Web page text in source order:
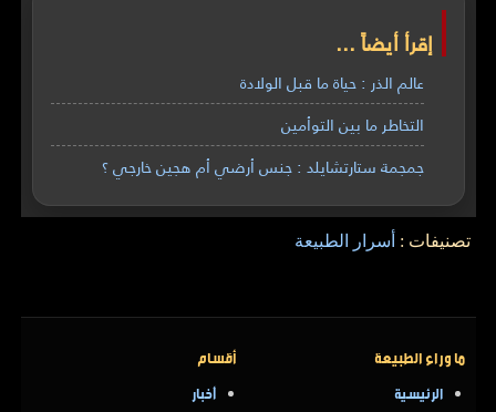
إقرأ أيضاً ...
عالم الذر : حياة ما قبل الولادة
التخاطر ما بين التوأمين
جمجمة ستارتشايلد : جنس أرضي أم هجين خارجي ؟
تصنيفات : أسرار الطبيعة
ما وراء الطبيعة
الرئيسية
أقسام
أخبار